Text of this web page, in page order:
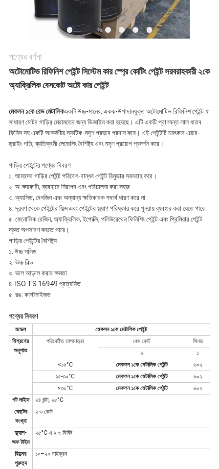
পণ্যের বর্ণনা
অটোমোটিভ রিফিনিশ পেইন্ট সিস্টেম কার স্প্রে কোটিং পেইন্ট সরবরাহকারী ২কে
অ্যাক্রিলিক বেসকোট অটো কার পেইন্ট
মেকলন ১কে রেড মেটালিকএকটি উচ্চ-মানের, একক-উপাদানযুক্ত অটোমোটিভ রিফিনিশ পেইন্ট যা
সাধারণ মোটর গাড়ির মেরামতের জন্য ডিজাইন করা হয়েছে। এটি একটি প্রাণবন্ত লাল ধাতব
ফিনিস সহ একটি আকর্ষণীয় স্ফটিক-সদৃশ প্রভাব প্রদান করে। এই পেইন্টটি চমৎকার এয়ার-
ড্রাইং গতি, ব্যতিক্রমী লেভেলিং বৈশিষ্ট্য এবং মসৃণ প্রয়োগ প্রদর্শন করে।
গাড়ির পেইন্টের পণ্যের বিবরণ
১. আমাদের গাড়ির পেইন্ট পরিবেশ-বান্ধব পেইন্ট রিমুভার সরবরাহ করে।
২. অ-ক্ষয়কারী, ব্যবহারে নিরাপদ এবং পরিচালনা করা সহজ
৩. অ্যাসিড, বেনজিন এবং অন্যান্য ক্ষতিকারক পদার্থ ধারণ করে না
৪. দ্রবণ থেকে পেইন্টের ফিল্ম এবং পেইন্টের স্ল্যাগ পরিষ্কার করে পুনরায় ব্যবহার করা যেতে পারে
৫. ফেনোলিক রেজিন, অ্যাক্রিলিক, ইপোক্সি, পলিউরেথেন ফিনিশিং পেইন্ট এবং প্রিমিয়ার পেইন্ট
দ্রুত অপসারণ করতে পারে।
গাড়ির পেইন্টের বৈশিষ্ট্য
১. উচ্চ সলিড
২. উচ্চ বিল্ড
৩. ভাল আড়াল করার ক্ষমতা
৪. ISO TS 16949 প্রত্যয়িত
৫. রঙ: কাস্টমাইজড
পণ্যের বিবরণ
মডেল
মেকলন ১কে মেটালিক পেইন্ট
মিশ্রণের
অনুপাত
পরিবেষ্টিত তাপমাত্রা বেস কোট
থিনার
২
১
<১৫°C
মেকলন ১কে মেটালিক পেইন্ট
৬০২
১৫-৩০°C
মেকলন ১কে মেটালিক পেইন্ট
৬০২
>৩০°C
মেকলন ১কে মেটালিক পেইন্ট
৬০২
পট লাইফ
২৪ ঘন্টা, ২৫°C
কোটের
সংখ্যা
২-৩ কোট
ফ্ল্যাশ-
অফ টাইম
২৫°C এ ২-৩ মিনিট
ফিল্মের
পুরুত্ব
১০–২০ মাইক্রন